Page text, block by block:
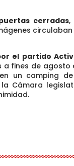
cerradas,
circulaban
el partido
a fines de agosto
un camping
Cámara